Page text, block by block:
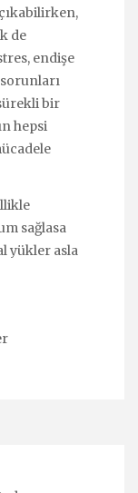
de
endişe
bir
hepsi
sağlasa
yükler asla